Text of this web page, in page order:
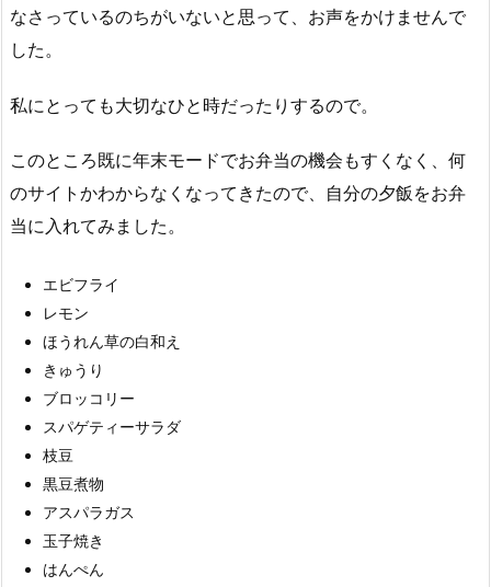
なさっているのちがいないと思って、お声をかけませんで
した。
私にとっても大切なひと時だったりするので。
このところ既に年末モードでお弁当の機会もすくなく、何
のサイトかわからなくなってきたので、自分の夕飯をお弁
当に入れてみました。
エビフライ
レモン
ほうれん草の白和え
きゅうり
ブロッコリー
スパゲティーサラダ
枝豆
黒豆煮物
アスパラガス
玉子焼き
はんぺん